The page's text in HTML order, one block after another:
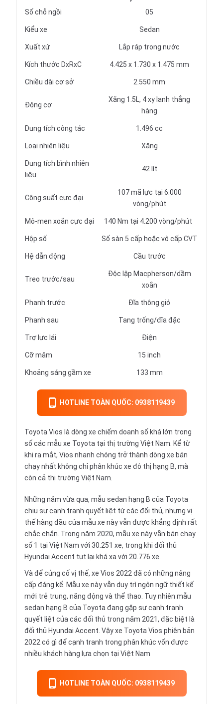
Số chỗ ngồi
05
Kiểu xe Sedan
Xuất xứ Lắp ráp trong nước
Kích thước DxRxC 4.425 x 1.730 x 1.475 mm
Chiều dài cơ sở 2.550 mm
Động cơ
Xăng 1.5L, 4 xy lanh thẳng
hàng
Dung tích công tác 1.496 cc
Loại nhiên liệu Xăng
Dung tích bình nhiên
liệu
42 lít
Công suất cực đại
107 mã lực tại 6.000
vòng/phút
Mô-men xoắn cực đại 140 Nm tại 4.200 vòng/phút
Hộp số Số sàn 5 cấp hoặc vô cấp CVT
Hệ dẫn động Cầu trước
Treo trước/sau
Độc lập Macpherson/dầm
xoắn
Phanh trước Đĩa thông gió
Phanh sau Tang trống/đĩa đặc
Trợ lực lái Điện
Cỡ mâm 15 inch
Khoảng sáng gầm xe 133 mm
HOTLINE TOÀN QUỐC: 0938119439
Toyota Vios là dòng xe chiếm doanh số khá lớn trong
số các mẫu xe Toyota tại thị trường Việt Nam. Kể từ
khi ra mắt, Vios nhanh chóng trở thành dòng xe bán
chạy nhất không chỉ phân khúc xe đô thị hạng B, mà
còn cả thị trường Việt Nam.
Những năm vừa qua, mẫu sedan hạng B của Toyota
chịu sự cạnh tranh quyết liệt từ các đối thủ, nhưng vị
thế hàng đầu của mẫu xe này vẫn được khẳng định rất
chắc chắn. Trong năm 2020, mẫu xe này vẫn bán chạy
số 1 tại Việt Nam với 30.251 xe, trong khi đối thủ
Hyundai Accent tụt lại khá xa với 20.776 xe.
Và để củng cố vị thế, xe Vios 2022 đã có những nâng
cấp đáng kể. Mẫu xe này vẫn duy trì ngôn ngữ thiết kế
mới trẻ trung, năng động và thể thao. Tuy nhiên mẫu
sedan hạng B của Toyota đang gặp sự cạnh tranh
quyết liệt của các đối thủ trong năm 2021, đặc biệt là
đối thủ Hyundai Accent. Vậy xe Toyota Vios phiên bản
2022 có gì để cạnh tranh trong phân khúc vốn được
nhiều khách hàng lựa chọn tại Việt Nam
HOTLINE TOÀN QUỐC: 0938119439